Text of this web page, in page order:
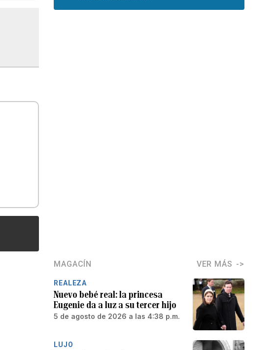
MAGACÍN VER MÁS
REALEZA
Nuevo bebé real: la princesa
Eugenie da a luz a su tercer hijo
5 de agosto de 2026 a las 4:38 p.m.
LUJO